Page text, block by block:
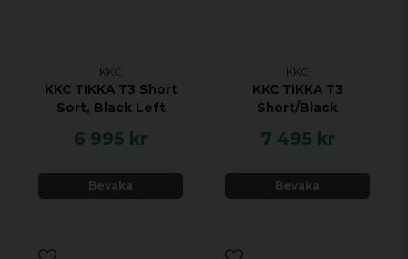
KKC
KKC TIKKA T3 Short
Sort, Black Left
6 995 kr
Bevaka
KKC
KKC TIKKA T3
Short/Black
7 495 kr
Bevaka